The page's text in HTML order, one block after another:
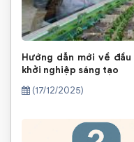
Hướng dẫn mới về
khởi nghiệp sáng tạo
(17/12/2025)